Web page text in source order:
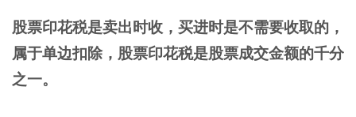
股票印花税是卖出时收，买进时是不需要收取的，
属于单边扣除，股票印花税是股票成交金额的千分
之一。